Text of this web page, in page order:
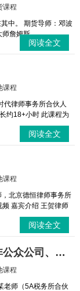
课程
中。 期货导师：邓波
师詹姆斯...
阅读全文
课程
代律师事务所合伙人
约18+小时 此课程为
阅读全文
课程
北京德恒律师事务所
嘉宾介绍 王贺律师
阅读全文
桑士东股权激励专题课（上市公司、非公众公司、新三板公司、税务）
课程
老师（5A税务所合伙